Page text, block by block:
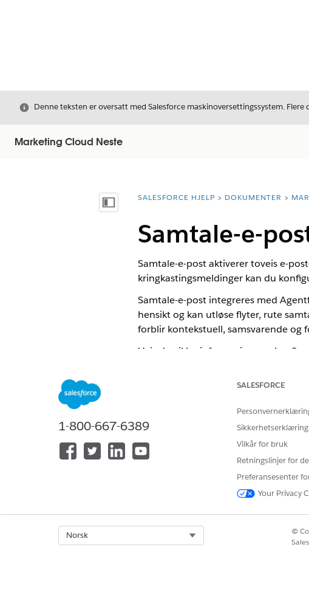
Avslutt
Denne teksten er oversatt med Salesforce maskinoversettingssystem. Flere
Marketing Cloud Neste
Vis innholdsfortegnelse
Du er her:
SALESFORCE HJELP DOKUMENTER
Samtale-e-
Samtale-e-post aktiverer toveis e-
kringkastingsmeldinger kan du
Samtale-e-post integreres med
hensikt og kan utløse flyter, rute
forblir kontekstuell, samsvarende og
Hvis du vil ha informasjon om
Du kan bruke Samtale-e-post i hele
vanlige eksempler:
Kjøre hendelsesregistreringer: Gi
Gjenopprette forfalte handlevogner:
Tilpasse etterkjøpsreiser: Veiled
Forbedre transaksjons-e-
Tjenesteplanlegging: La kundene
Lojalitetsengasjement: Send
Produktanbefalinger: Gi
Kontoengasjement: La kontoteam
1-800-667-6389
SALESFORCE
Sikkerhetserklæring
Vilkår for bruk
Retningslinjer for
Preferansesenter
Your Privacy
Norsk
©